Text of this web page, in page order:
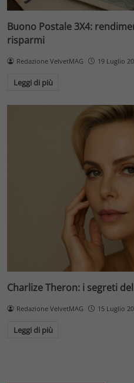
Buono Postale 3X4:
risparmi
Redazione VelvetMAG 19 Luglio
Leggi di più
Charlize Theron: i segreti
Redazione VelvetMAG 15 Luglio
Leggi di più